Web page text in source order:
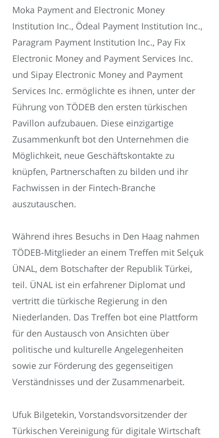
Moka Payment and Electronic Money
Institution Inc., Ödeal Payment Institution Inc.,
Paragram Payment Institution Inc., Pay Fix
Electronic Money and Payment Services Inc.
und Sipay Electronic Money and Payment
Services Inc. ermöglichte es ihnen, unter der
Führung von TÖDEB den ersten türkischen
Pavillon aufzubauen. Diese einzigartige
Zusammenkunft bot den Unternehmen die
Möglichkeit, neue Geschäftskontakte zu
knüpfen, Partnerschaften zu bilden und ihr
Fachwissen in der Fintech-Branche
auszutauschen.
Während ihres Besuchs in Den Haag nahmen
TÖDEB-Mitglieder an einem Treffen mit Selçuk
ÜNAL, dem Botschafter der Republik Türkei,
teil. ÜNAL ist ein erfahrener Diplomat und
vertritt die türkische Regierung in den
Niederlanden. Das Treffen bot eine Plattform
für den Austausch von Ansichten über
politische und kulturelle Angelegenheiten
sowie zur Förderung des gegenseitigen
Verständnisses und der Zusammenarbeit.
Ufuk Bilgetekin, Vorstandsvorsitzender der
Türkischen Vereinigung für digitale Wirtschaft